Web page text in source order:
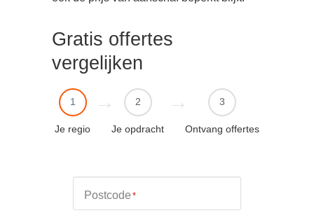
Gratis offertes
vergelijken
1
Je regio
2
Je opdracht
3
Ontvang offertes
Postcode *